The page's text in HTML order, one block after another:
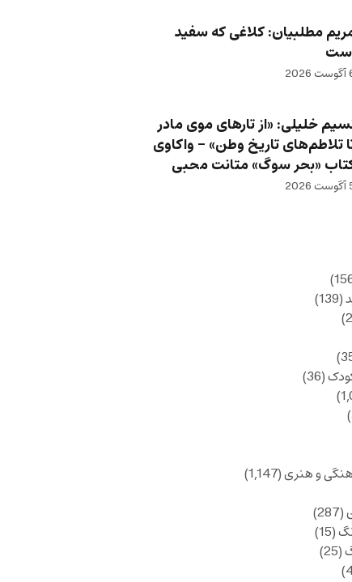
مطلبیان: کلاغی که سفید
خلیلی: «از تارهای موی مادر
تلاطم‌های تاریخ وطن» – واکاوی
«بحر سوگ» متانت محبی
(139)
(36)
و هنری(1,147)
(287)
(15)
(25)